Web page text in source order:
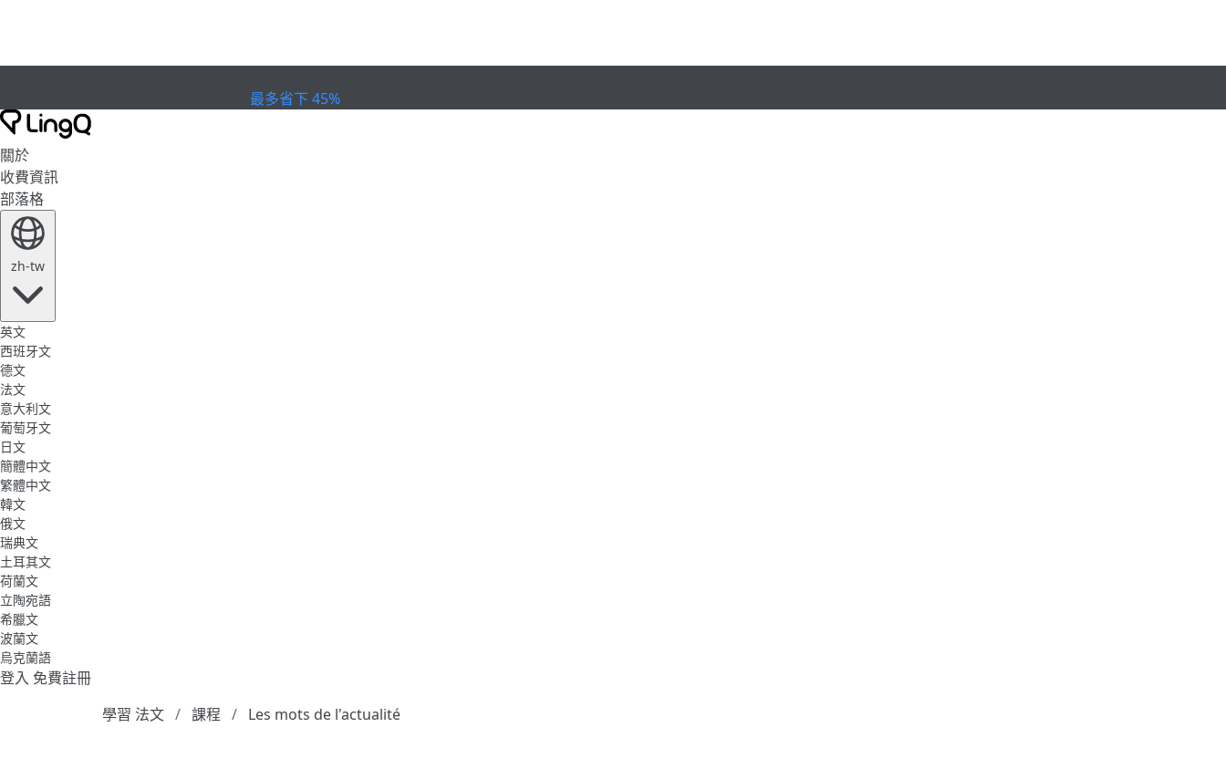
最多省下 45%
關於
收費資訊
部落格
zh-tw
英文
西班牙文
德文
法文
意大利文
葡萄牙文
日文
簡體中文
繁體中文
韓文
俄文
瑞典文
土耳其文
荷蘭文
立陶宛語
希臘文
波蘭文
烏克蘭語
登入 免費註冊
學習 法文
課程 Les mots de l'actualité